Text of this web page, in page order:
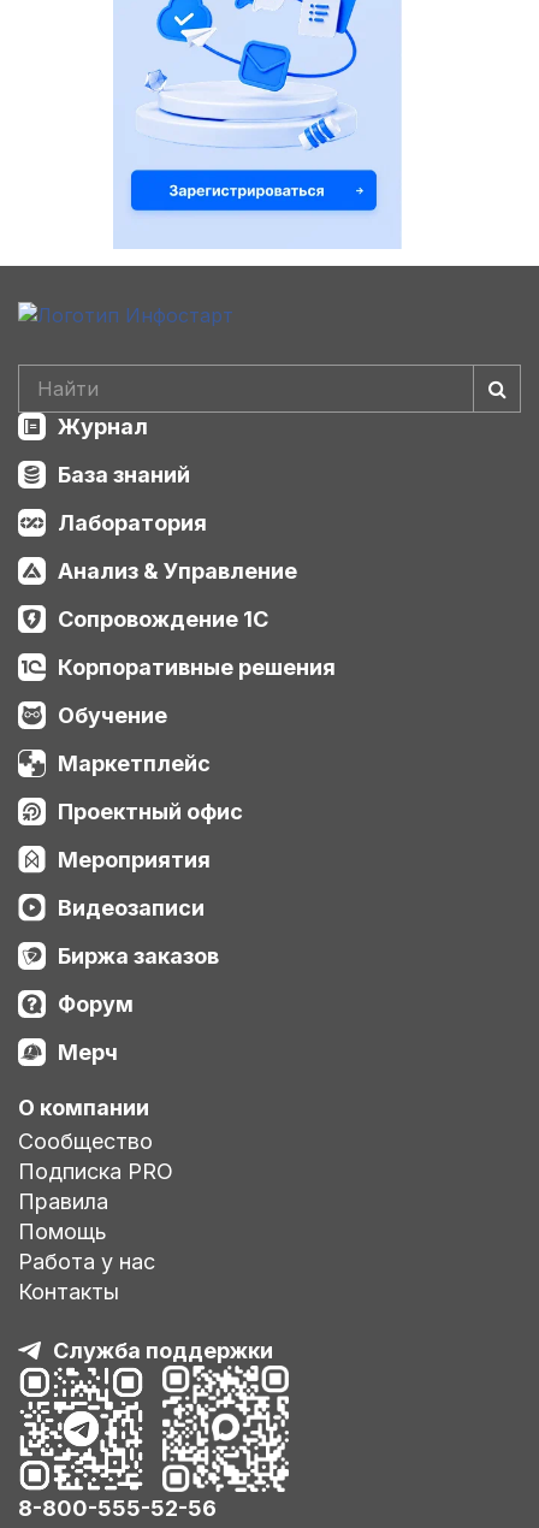
Журнал
База знаний
Лаборатория
Анализ & Управление
Сопровождение 1С
Корпоративные решения
Обучение
Маркетплейс
Проектный офис
Мероприятия
Видеозаписи
Биржа заказов
Форум
Мерч
О компании
Сообщество
Подписка PRO
Правила
Помощь
Работа у нас
Контакты
Служба поддержки
8-800-555-52-56